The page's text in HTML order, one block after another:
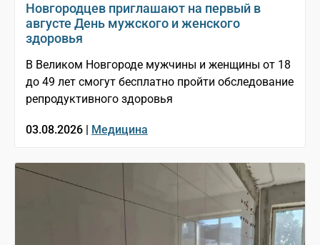
Новгородцев приглашают на первый в
августе День мужского и женского
здоровья
В Великом Новгороде мужчины и женщины от 18
до 49 лет смогут бесплатно пройти обследование
репродуктивного здоровья
03.08.2026 | Медицина